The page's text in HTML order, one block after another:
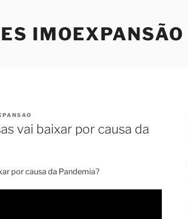
IMOEXPANSÃO
vai baixar por causa da
por causa da Pandemia?